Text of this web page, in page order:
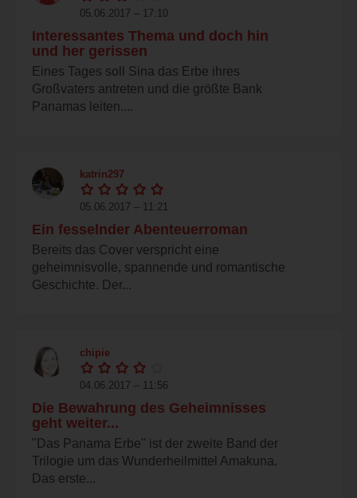
05.06.2017 – 17:10
Interessantes Thema und doch hin
und her gerissen
Eines Tages soll Sina das Erbe ihres
Großvaters antreten und die größte Bank
Panamas leiten....
katrin297
05.06.2017 – 11:21
Ein fesselnder Abenteuerroman
Bereits das Cover verspricht eine
geheimnisvolle, spannende und romantische
Geschichte. Der...
chipie
04.06.2017 – 11:56
Die Bewahrung des Geheimnisses
geht weiter...
"Das Panama Erbe" ist der zweite Band der
Trilogie um das Wunderheilmittel Amakuna.
Das erste...